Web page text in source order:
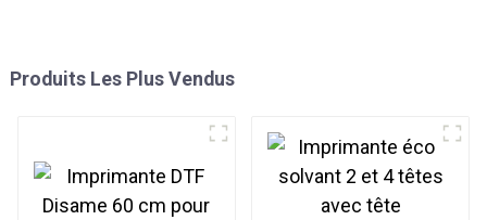
Produits Les Plus Vendus